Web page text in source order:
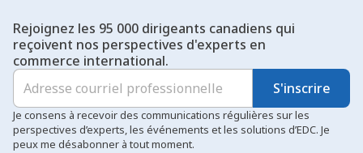
Rejoignez les 95 000 dirigeants canadiens qui
reçoivent nos perspectives d'experts en
commerce international.
S'inscrire
Je consens à recevoir des communications régulières sur les
perspectives d’experts, les événements et les solutions d’EDC. Je
peux me désabonner à tout moment.